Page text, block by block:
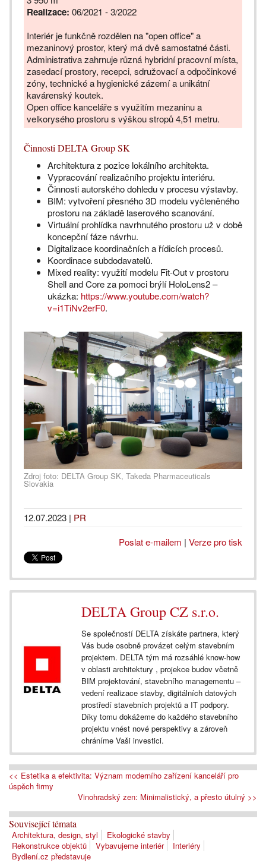
Realizace: 06/2021 - 3/2022
Interiér je funkčně rozdělen na "open office" a
mezaninový prostor, který má dvě samostatné části.
Administrativa zahrnuje různá hybridní pracovní místa,
zasedací prostory, recepci, sdružovací a odpočinkové
zóny, technické a hygienické zázemí a unikátní
kavárenský koutek.
Open office kanceláře s využitím mezaninu a
velkorysého prostoru s výškou stropů 4,51 metru.
Činnosti DELTA Group SK
Architektura z pozice lokálního architekta.
Vypracování realizačního projektu interiéru.
Činnosti autorského dohledu v procesu výstavby.
BIM: vytvoření přesného 3D modelu vyčleněného
prostoru na základě laserového scanování.
Virtuální prohlídka navrhnutého prostoru už v době
koncepční fáze návrhu.
Digitalizace koordinačních a řídicích procesů.
Koordinace subdodavatelů.
Mixed reality: využití modelu Fit-Out v prostoru
Shell and Core za pomoci brýlí HoloLens2 –
ukázka: https://www.youtube.com/watch?
v=i1TiNv2erF0.
Zdroj foto: DELTA Group SK, Takeda Pharmaceuticals
Slovakia
12.07.2023 | PR
Poslat e-mailem | Verze pro tisk
DELTA Group CZ s.r.o.
Se společností DELTA získáte partnera, který
Vás bude osobně provázet celým stavebním
projektem. DELTA tým má rozsáhlé know-how
v oblasti architektury , projekce budov včetně
BIM projektování, stavebního managementu –
vedení realizace stavby, digitálních datových
prostředí stavebních projektů a IT podpory.
Díky tomu dokážeme do každého stavebního
projektu vnést nové perspektivy a zároveň
chráníme Vaši investici.
<< Estetika a efektivita: Význam moderního zařízení kanceláří pro
úspěch firmy
Vinohradský zen: Minimalistický, a přesto útulný >>
Související témata
Architektura, design, styl
Ekologické stavby
Rekonstrukce objektů
Vybavujeme interiér
Interiéry
Bydlení.cz představuje